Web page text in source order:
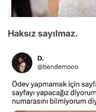
Haksız sayılmaz.